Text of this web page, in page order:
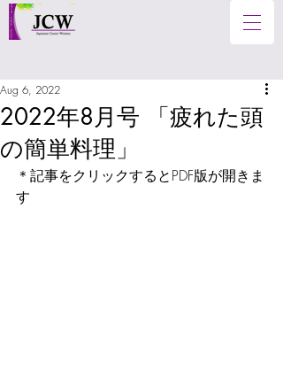
2022年8月号 「疲れた頭
の簡単料理」
Aug 6, 2022
＊記事をクリックするとPDF版が開きま
す